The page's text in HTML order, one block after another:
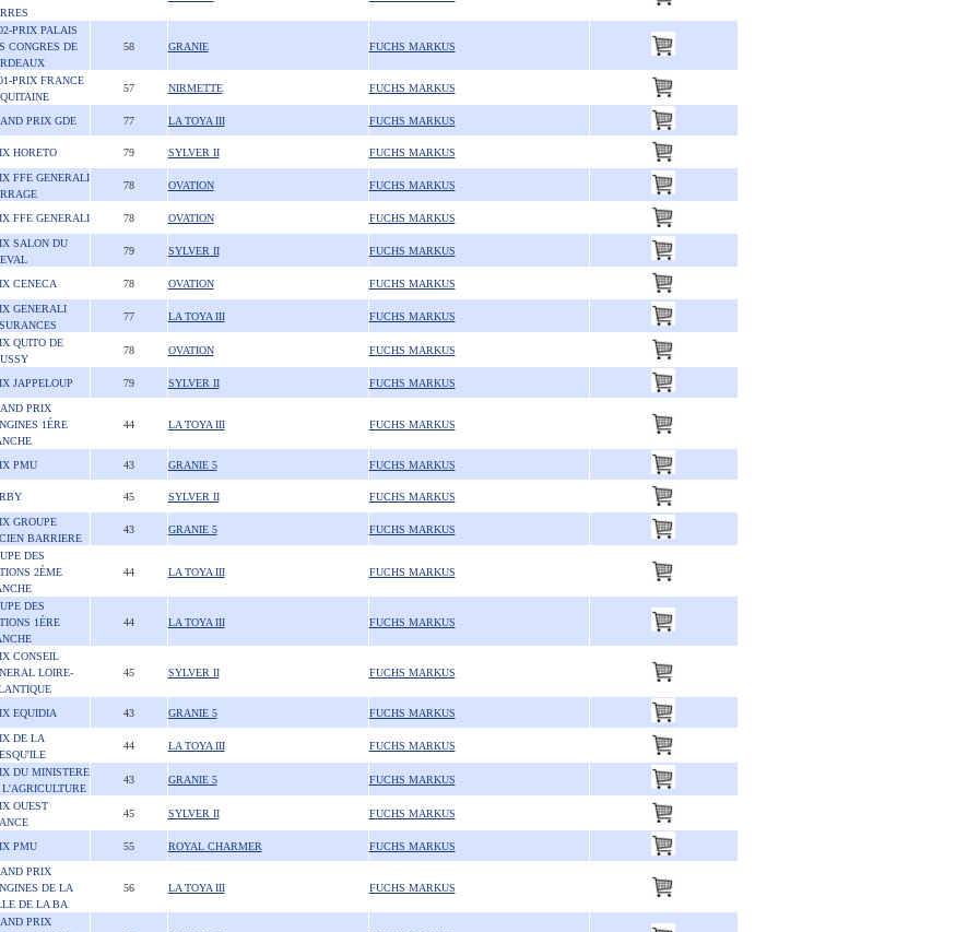
PRIX PALAIS
CONGRES DE
58 GRANIE FUCHS MARKUS
PRIX FRANCE
57 NIRMETTE FUCHS MARKUS
PRIX GDE 77 LA TOYA III FUCHS MARKUS
HORETO 79 SYLVER II FUCHS MARKUS
FFE GENERALI
78 OVATION FUCHS MARKUS
FFE GENERALI 78 OVATION FUCHS MARKUS
SALON DU
79 SYLVER II FUCHS MARKUS
CENECA 78 OVATION FUCHS MARKUS
GENERALI
77 LA TOYA III FUCHS MARKUS
QUITO DE
78 OVATION FUCHS MARKUS
JAPPELOUP 79 SYLVER II FUCHS MARKUS
PRIX
1ÉRE
44 LA TOYA III FUCHS MARKUS
PMU 43 GRANIE 5 FUCHS MARKUS
45 SYLVER II FUCHS MARKUS
GROUPE
BARRIERE
43 GRANIE 5 FUCHS MARKUS
DES
2ÈME
44 LA TOYA III FUCHS MARKUS
DES
1ÉRE
44 LA TOYA III FUCHS MARKUS
CONSEIL
LOIRE-
45 SYLVER II FUCHS MARKUS
EQUIDIA 43 GRANIE 5 FUCHS MARKUS
DE LA
44 LA TOYA III FUCHS MARKUS
DU MINISTERE
L'AGRICULTURE
43 GRANIE 5 FUCHS MARKUS
OUEST
45 SYLVER II FUCHS MARKUS
PMU 55 ROYAL CHARMER FUCHS MARKUS
PRIX
DE LA
DE LA BA
56 LA TOYA III FUCHS MARKUS
PRIX